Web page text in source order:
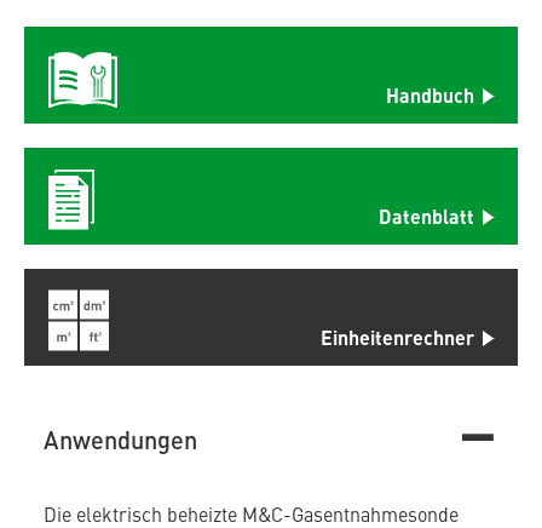
Handbuch
Datenblatt
Einheitenrechner
Anwendungen
Die elektrisch beheizte M&C-Gasentnahmesonde